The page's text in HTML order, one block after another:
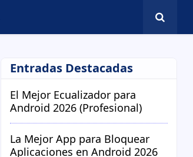
Entradas Destacadas
El Mejor Ecualizador para
Android 2026 (Profesional)
La Mejor App para Bloquear
Aplicaciones en Android 2026